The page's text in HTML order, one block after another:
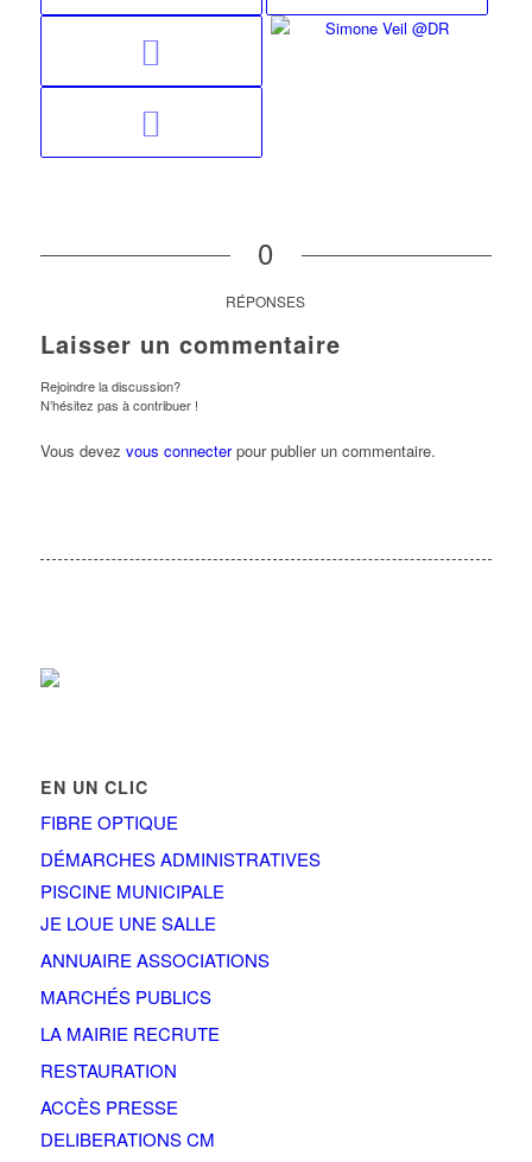
0
RÉPONSES
Laisser un commentaire
Rejoindre la discussion?
N’hésitez pas à contribuer !
Vous devez vous connecterpour publier un commentaire.
EN UN CLIC
FIBRE OPTIQUE
DÉMARCHES ADMINISTRATIVES
PISCINE MUNICIPALE
JE LOUE UNE SALLE
ANNUAIRE ASSOCIATIONS
MARCHÉS PUBLICS
LA MAIRIE RECRUTE
RESTAURATION
ACCÈS PRESSE
DELIBERATIONS CM